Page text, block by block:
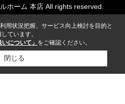
ホーム 本店 All rights reserved.
用状況把握、サービス向上検討を目的と
ています。
について」 をご確認ください。
閉じる